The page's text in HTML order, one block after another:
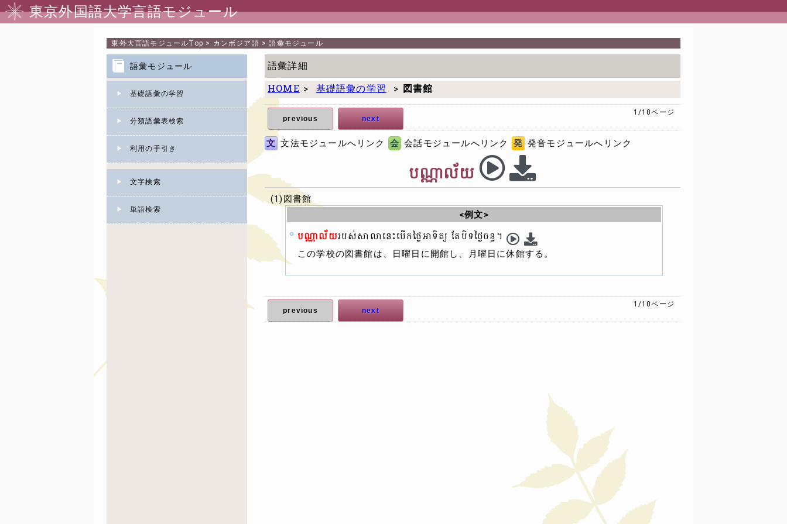
東京外国語大学言語モジュール
東外大言語モジュールTop > カンボジア語 >語彙モジュール
語彙モジュール
基礎語彙の学習
分類語彙表検索
利用の手引き
文字検索
単語検索
語彙詳細
HOME> 基礎語彙の学習 > 図書館
previous next
1/10ページ
文 文法モジュールへリンク 会 会話モジュールへリンク 発 発音モジュールへリンク
បណ្ណាល័យ
(1)図書館
<例文>
បណ្ណាល័យរបស់សាលានេះបើកថ្ងៃអាទិត្យ តែបិទថ្ងៃចន្ទ។
この学校の図書館は、日曜日に開館し、月曜日に休館する。
previous next
1/10ページ